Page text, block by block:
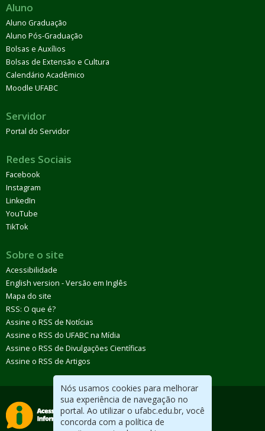
Nós usamos cookies para melhorar
sua experiência de navegação no
portal. Ao utilizar o ufabc.edu.br, você
concorda com a política de
Aluno
Aluno Graduação
Aluno Pós-Graduação
Bolsas e Auxílios
Bolsas de Extensão e Cultura
Calendário Acadêmico
Moodle UFABC
Servidor
Portal do Servidor
Redes Sociais
Facebook
Instagram
LinkedIn
YouTube
TikTok
Sobre o site
Acessibilidade
English version - Versão em Inglês
Mapa do site
RSS: O que é?
Assine o RSS de Notícias
Assine o RSS do UFABC na Mídia
Assine o RSS de Divulgações Científicas
Assine o RSS de Artigos